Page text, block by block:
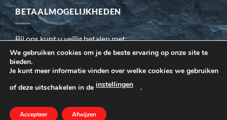
BETAALMOGELIJKHEDEN
Bij ons kunt u veilig betalen met:
We gebruiken cookies om je de beste ervaring op onze site te
bieden.
Je kunt meer informatie vinden over welke cookies we gebruiken
of deze uitschakelen in de instellingen .
Accepteer Afwijzen
Wij gebruiken cookies om ervoor te zorgen dat onze website
voor de bezoeker beter werkt. Daarnaast gebruiken wij o.a.
cookies voor onze webstatistieken.
MEER INFORMATIE